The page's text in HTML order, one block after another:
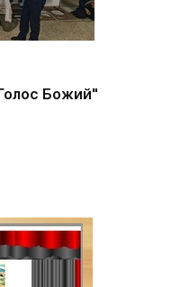
Божий"